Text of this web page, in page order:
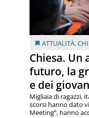
ATTUALITÀ,
Chiesa. Un
futuro, la
e dei
Migliaia di ragazzi,
scorsi hanno dato
Meeting”, hanno